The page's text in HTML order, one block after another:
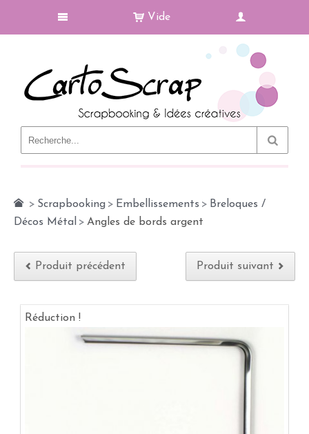
Vide
> Scrapbooking > Embellissements > Breloques /
Décos Métal > Angles de bords argent
Produit précédent Produit suivant
Réduction !